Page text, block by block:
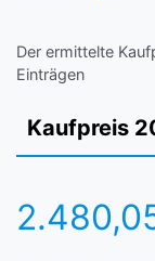
Der ermittelte
Einträgen
Kaufpreis